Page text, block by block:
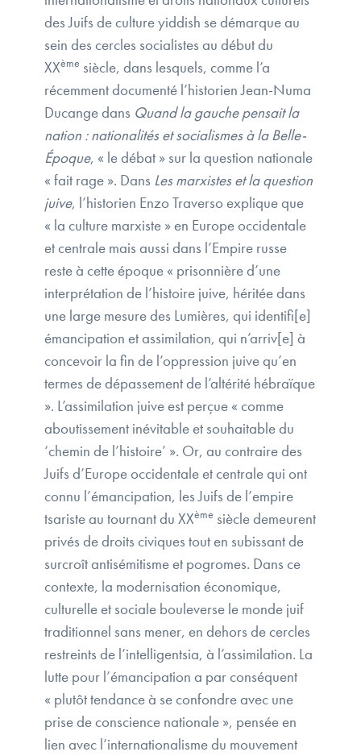
des Juifs de culture yiddish se démarque au
sein des cercles socialistes au début du
XXème siècle, dans lesquels, comme l’a
récemment documenté l’historien Jean-Numa
Ducange dans Quand la gauche pensait la
nation : nationalités et socialismes à la Belle-
Époque, « le débat » sur la question nationale
« fait rage ». Dans Les marxistes et la question
juive, l’historien Enzo Traverso explique que
« la culture marxiste » en Europe occidentale
et centrale mais aussi dans l’Empire russe
reste à cette époque « prisonnière d’une
interprétation de l’histoire juive, héritée dans
une large mesure des Lumières, qui identifi[e]
émancipation et assimilation, qui n’arriv[e] à
concevoir la fin de l’oppression juive qu’en
termes de dépassement de l’altérité hébraïque
». L’assimilation juive est perçue « comme
aboutissement inévitable et souhaitable du
‘chemin de l’histoire’ ». Or, au contraire des
Juifs d’Europe occidentale et centrale qui ont
connu l’émancipation, les Juifs de l’empire
tsariste au tournant du XXème siècle demeurent
privés de droits civiques tout en subissant de
surcroît antisémitisme et pogromes. Dans ce
contexte, la modernisation économique,
culturelle et sociale bouleverse le monde juif
traditionnel sans mener, en dehors de cercles
restreints de l’intelligentsia, à l’assimilation. La
lutte pour l’émancipation a par conséquent
« plutôt tendance à se confondre avec une
prise de conscience nationale », pensée en
lien avec l’internationalisme du mouvement